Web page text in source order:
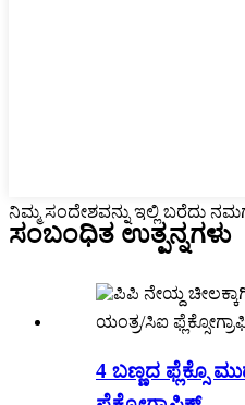
ನಿಮ್ಮ ಸಂದೇಶವನ್ನು ಇಲ್ಲಿ ಬರೆದು
ಸಂಬಂಧಿತ ಉತ್ಪನ್ನಗಳು
4 ಬಣ್ಣದ ಫ್ಲೆಕ್ಸೊ